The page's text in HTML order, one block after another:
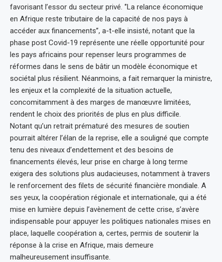
favorisant l’essor du secteur privé. ‘’La relance économique
en Afrique reste tributaire de la capacité de nos pays à
accéder aux financements’’, a-t-elle insisté, notant que la
phase post Covid-19 représente une réelle opportunité pour
les pays africains pour repenser leurs programmes de
réformes dans le sens de bâtir un modèle économique et
sociétal plus résilient. Néanmoins, a fait remarquer la ministre,
les enjeux et la complexité de la situation actuelle,
concomitamment à des marges de manœuvre limitées,
rendent le choix des priorités de plus en plus difficile.
Notant qu’un retrait prématuré des mesures de soutien
pourrait altérer l’élan de la reprise, elle a souligné que compte
tenu des niveaux d’endettement et des besoins de
financements élevés, leur prise en charge à long terme
exigera des solutions plus audacieuses, notamment à travers
le renforcement des filets de sécurité financière mondiale. A
ses yeux, la coopération régionale et internationale, qui a été
mise en lumière depuis l’avènement de cette crise, s’avère
indispensable pour appuyer les politiques nationales mises en
place, laquelle coopération a, certes, permis de soutenir la
réponse à la crise en Afrique, mais demeure
malheureusement insuffisante.